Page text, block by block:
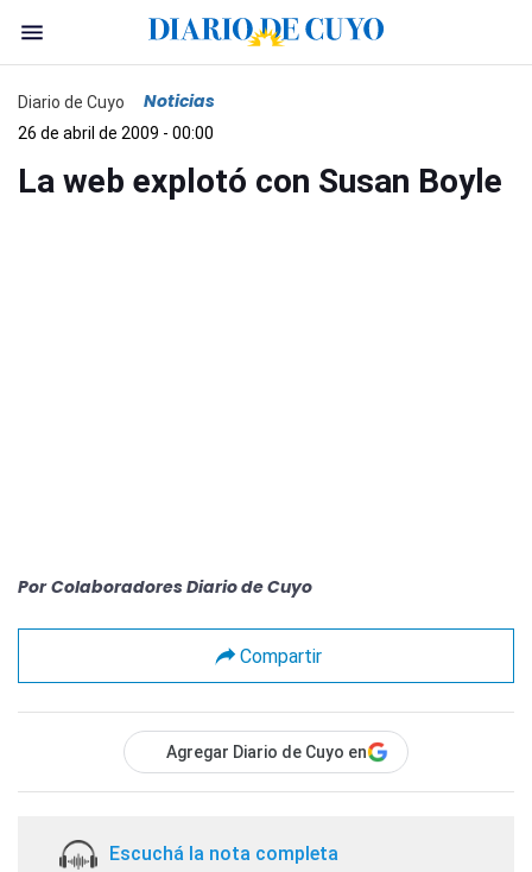
Diario de Cuyo Noticias
26 de abril de 2009 - 00:00
La web explotó con Susan Boyle
Por Colaboradores Diario de Cuyo
Compartir
Agregar Diario de Cuyo en
Escuchá la nota completa